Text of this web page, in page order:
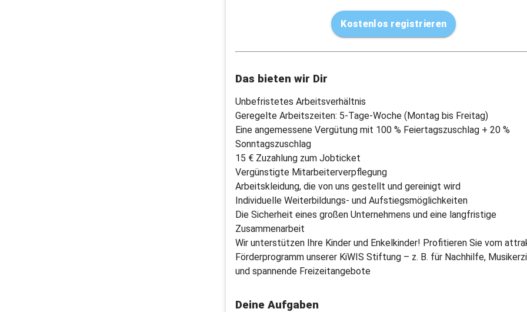
Kostenlos registrieren
Das bieten wir Dir
Unbefristetes Arbeitsverhältnis
Geregelte Arbeitszeiten: 5-Tage-Woche (Montag bis Freitag)
Eine angemessene Vergütung mit 100 % Feiertagszuschlag + 20 %
Sonntagszuschlag
15 € Zuzahlung zum Jobticket
Vergünstigte Mitarbeiterverpflegung
Arbeitskleidung, die von uns gestellt und gereinigt wird
Individuelle Weiterbildungs- und Aufstiegsmöglichkeiten
Die Sicherheit eines großen Unternehmens und eine langfristige
Zusammenarbeit
Wir unterstützen Ihre Kinder und Enkelkinder! Profitieren Sie vom
Förderprogramm unserer KiWIS Stiftung – z. B. für Nachhilfe,
und spannende Freizeitangebote
Deine Aufgaben